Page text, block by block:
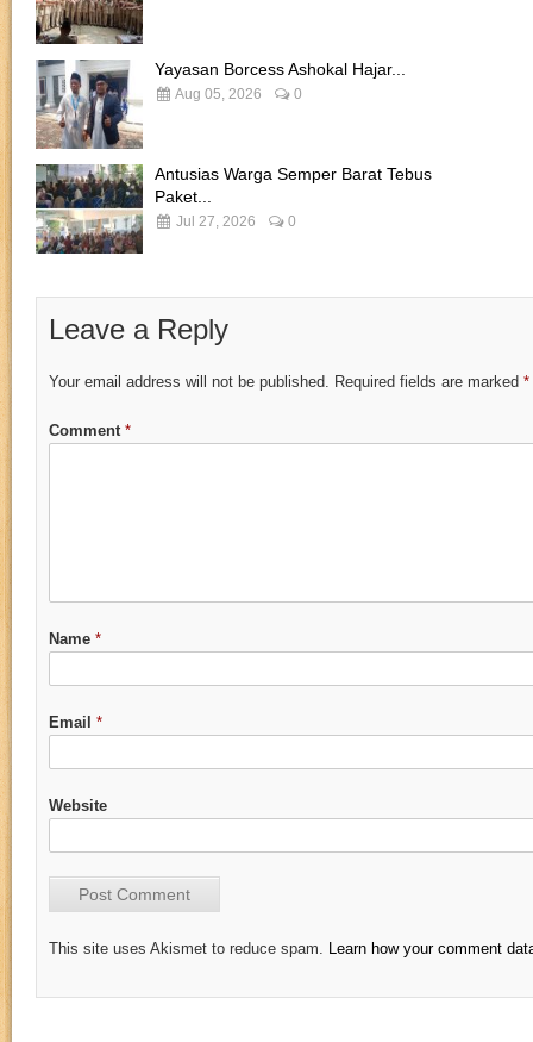
Yayasan Borcess Ashokal Hajar...
Aug 05, 2026 0
Antusias Warga Semper Barat Tebus
Paket...
Jul 27, 2026 0
Leave a Reply
Your email address will not be published. Required fields are marked *
Comment *
Name *
Email *
Website
This site uses Akismet to reduce spam. Learn how your comment